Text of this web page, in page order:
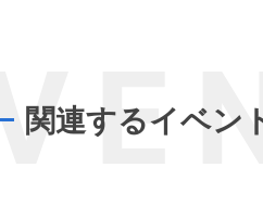
関連するイベン